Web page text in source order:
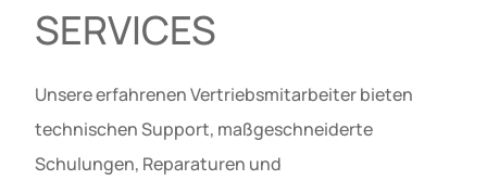
SERVICES
Unsere erfahrenen Vertriebsmitarbeiter bieten
technischen Support, maßgeschneiderte
Schulungen, Reparaturen und